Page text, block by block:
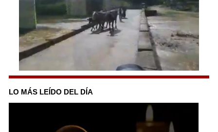
0
of
1
minute,
LO MÁS LEÍDO DEL DÍA